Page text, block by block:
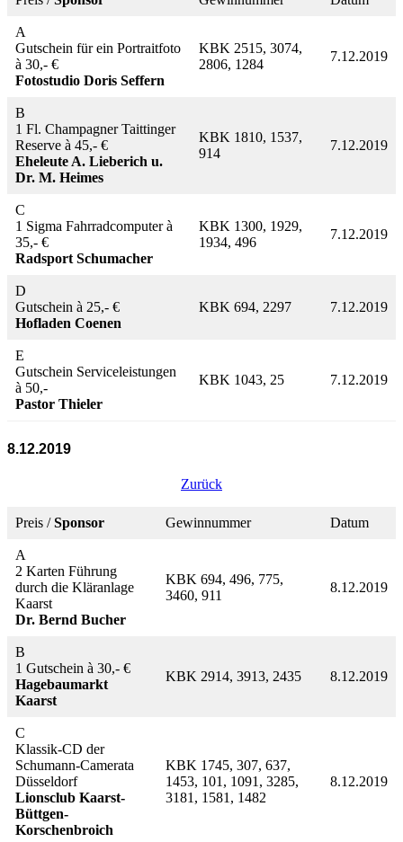
A
Gutschein für ein Portraitfoto
à 30,- €
Fotostudio Doris Seffern
KBK 2515, 3074,
2806, 1284
7.12.2019
B
1 Fl. Champagner Taittinger
Reserve à 45,- €
Eheleute A. Lieberich u.
Dr. M. Heimes
KBK 1810, 1537,
914
7.12.2019
C
1 Sigma Fahrradcomputer à
35,- €
Radsport Schumacher
KBK 1300, 1929,
1934, 496
7.12.2019
D
Gutschein à 25,- €
Hofladen Coenen
KBK 694, 2297 7.12.2019
E
Gutschein Serviceleistungen
à 50,-
Pastor Thieler
KBK 1043, 25 7.12.2019
8.12.2019
Zurück
Preis /Sponsor Gewinnummer Datum
A
2 Karten Führung
durch die Kläranlage
Kaarst
Dr. Bernd Bucher
KBK 694, 496, 775,
3460, 911
8.12.2019
B
1 Gutschein à 30,- €
Hagebaumarkt
Kaarst
KBK 2914, 3913, 2435 8.12.2019
C
Klassik-CD der
Schumann-Camerata
Düsseldorf
Lionsclub Kaarst-
Büttgen-
Korschenbroich
KBK 1745, 307, 637,
1453, 101, 1091, 3285,
3181, 1581, 1482
8.12.2019